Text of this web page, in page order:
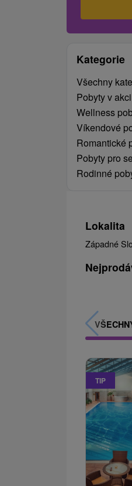
Kategorie
Všechny
Pobyty v akci
Wellness
Víkendové
Romantické
Pobyty pro
Rodinné
Lokalita
Západné
TIP